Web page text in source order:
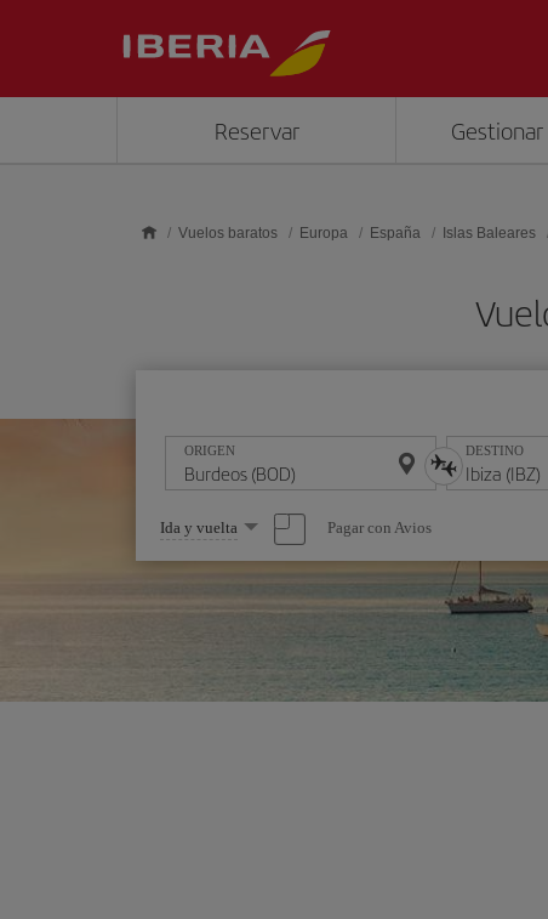
Reservar
Vuelos baratos Europa España Islas Baleares
ORIGEN DESTINO
Seleccione
una
opción
Ida y vuelta Pagar con Avios